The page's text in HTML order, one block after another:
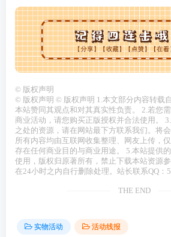
© 版权声明
© 版权声明 © 版权声明 1.本文部分内容转载
本站赞同其观点和对其真实性负责。 2.若您
商业活动，请您购买正版授权并合法使用。
之处的资源，请在网站最下方联系我们。将
所有内容均由互联网收集整理、网友上传，
存在任何商业目的与商业用途。 5.本站提供
使用，版权归原著所有，禁止下载本站资源
在24小时之内自行删除处理。站长联系QQ：
THE END
实物活动 活动线报